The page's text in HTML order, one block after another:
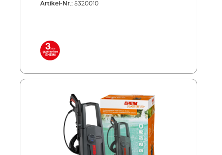
alimenter le bassin et ses habitants en
même, un apport suffisant en oxygène
stimule la dégradation bactérienne des
aquatique sain. Efficace, à économie
énergétique Apport optimal en oxygène pour
les poissons et les plantes Boîtier résistant aux
UV et technologie de pompe particulière
robuste Maniement simple Inclus dans la
livraison: Pompe à air dotée de deux sorties 2
pierres d'aération 2 tuyaux d'aération de 5 m
Artikel-Nr.: 5320010